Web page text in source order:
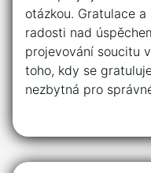
otázkou. Gratulace
radosti nad
projevování soucitu
toho, kdy se
nezbytná pro